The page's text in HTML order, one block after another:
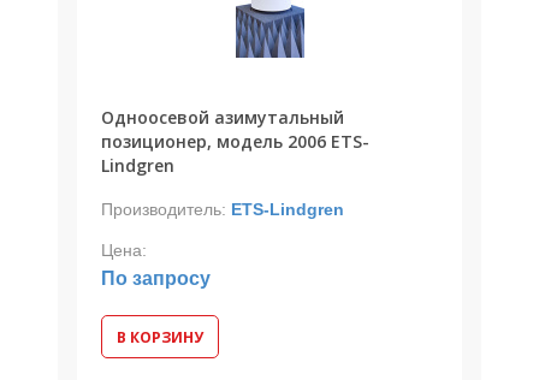
Одноосевой азимутальный
позиционер, модель 2006 ETS-
Lindgren
Производитель: ETS-Lindgren
Цена:
По запросу
В КОРЗИНУ